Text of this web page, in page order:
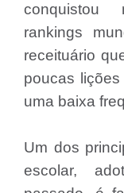
conquistou
rankings
receituário
poucas
uma baixa
Um dos
escolar,